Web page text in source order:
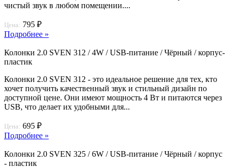
чистый звук в любом помещении....
Цена: 795 ₽
Подробнее »
Колонки 2.0 SVEN 312 / 4W / USB-питание / Чёрный / корпус-
пластик
Колонки 2.0 SVEN 312 - это идеальное решение для тех, кто
хочет получить качественный звук и стильный дизайн по
доступной цене. Они имеют мощность 4 Вт и питаются через
USB, что делает их удобными для...
Цена: 695 ₽
Подробнее »
Колонки 2.0 SVEN 325 / 6W / USB-питание / Чёрный / корпус
- пластик